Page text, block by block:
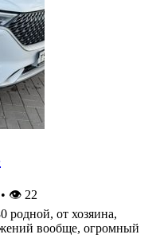
• 👁 22
родной, от хозяина,
вообще, огромный